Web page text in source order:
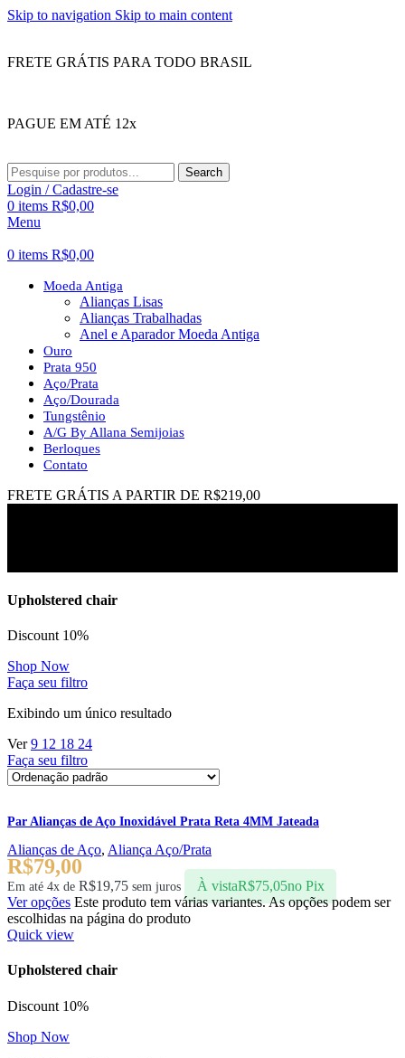
Skip to navigation Skip to main content
FRETE GRÁTIS PARA TODO BRASIL
PAGUE EM ATÉ 12x
Search
Login / Cadastre-se
0 items R$0,00
Menu
0 items R$0,00
Moeda Antiga
Alianças Lisas
Alianças Trabalhadas
Anel e Aparador Moeda Antiga
Ouro
Prata 950
Aço/Prata
Aço/Dourada
Tungstênio
A/G By Allana Semijoias
Berloques
Contato
FRETE GRÁTIS A PARTIR DE R$219,00
Upholstered chair
Discount 10%
Shop Now
Faça seu filtro
Exibindo um único resultado
Ver9 12 18 24
Faça seu filtro
Par Alianças de Aço Inoxidável Prata Reta 4MM Jateada
Alianças de Aço, Aliança Aço/Prata
R$79,00
Em até 4x de R$19,75 sem juros À vistaR$75,05no Pix
Ver opções Este produto tem várias variantes. As opções podem ser
escolhidas na página do produto
Quick view
Upholstered chair
Discount 10%
Shop Now